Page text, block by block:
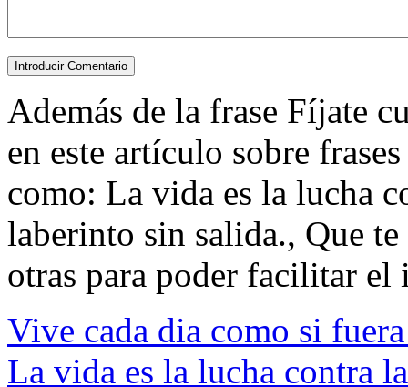
Además de la frase Fíjate
en este artículo sobre
como: La vida es la lucha
laberinto sin salida., Que
otras para poder facilitar el
Vive cada dia como si
La vida es la lucha contra